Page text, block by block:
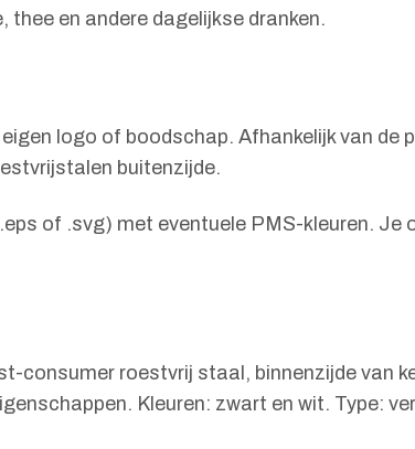
en andere dagelijkse dranken.
logo of boodschap. Afhankelijk van de
buitenzijde.
of .svg) met eventuele PMS-kleuren.
roestvrij staal, binnenzijde van
Kleuren: zwart en wit. Type: